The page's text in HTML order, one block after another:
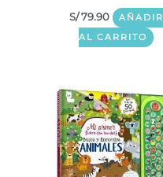
S/79.90
AÑADIR
AL CARRITO